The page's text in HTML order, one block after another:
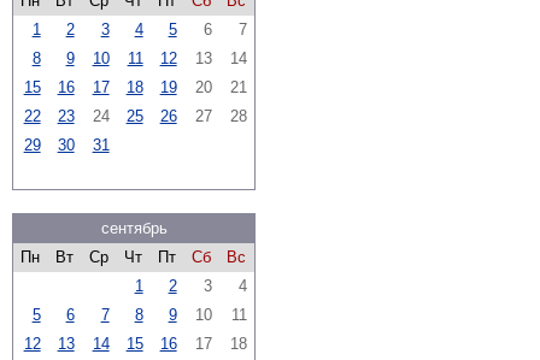
1
2 3 4 5 6
7
8
9 10 11 12 13
14
15
16 17 18 19 20
21
22
23 24 25 26 27
28
29
30 31
сентябрь
Пн
Вт Ср Чт Пт Сб
Вс
1
2 3
4
5
6 7 8 9 10
11
12
13 14 15 16 17
18